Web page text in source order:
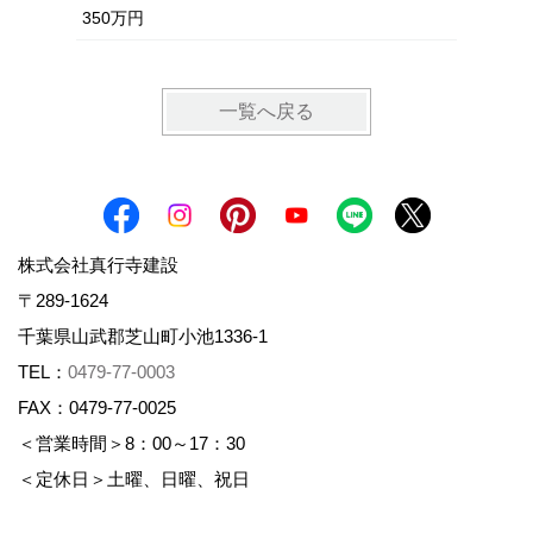
350万円
一覧へ戻る
株式会社真行寺建設
〒289-1624
千葉県山武郡芝山町小池1336-1
TEL： 0479-77-0003
FAX：0479-77-0025
＜営業時間＞8：00～17：30
＜定休日＞土曜、日曜、祝日